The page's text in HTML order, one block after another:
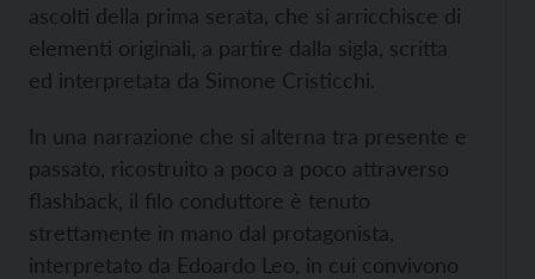
ascolti della prima serata, che si arricchisce di
elementi originali, a partire dalla sigla, scritta
ed interpretata da Simone Cristicchi.
In una narrazione che si alterna tra presente e
passato, ricostruito a poco a poco attraverso
flashback, il filo conduttore è tenuto
strettamente in mano dal protagonista,
interpretato da Edoardo Leo, in cui convivono